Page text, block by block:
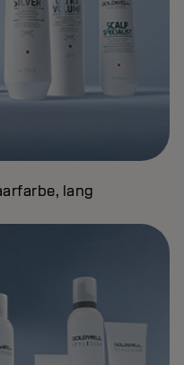
lang